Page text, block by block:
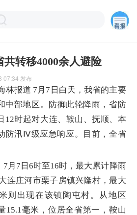
共转移4000余人避险
07:34 发布
报道 7月7日白天，我省的主要
中部地区。防御此轮降雨，省防
12时起对大连、鞍山、抚顺、本
防汛Ⅳ级应急响应。目前，全省
7日6时至16时，最大累计降雨
连庄河市栗子房镇兴隆村，最大
则出现在该镇陶屯村。从地区
15.1毫米，位居全省第一，鞍山